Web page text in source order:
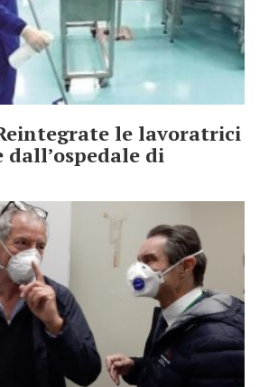
le lavoratrici
di